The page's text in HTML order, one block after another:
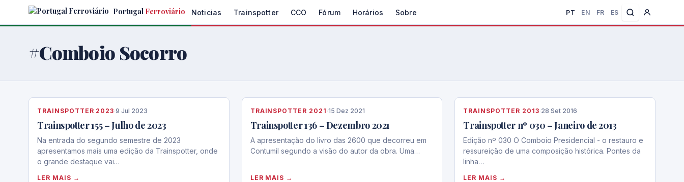
Portugal Ferroviário Noticias Trainspotter CCO Fórum Horários Sobre PT EN FR ES
#Comboio Socorro
TRAINSPOTTER 2023·9 Jul 2023
Trainspotter 155 – Julho de 2023
Na entrada do segundo semestre de 2023
apresentamos mais uma edição da Trainspotter, onde
o grande destaque vai…
LER MAIS →
TRAINSPOTTER 2021 ·15 Dez 2021
Trainspotter 136 – Dezembro 2021
A apresentação do livro das 2600 que decorreu em
Contumil segundo a visão do autor da obra. Uma…
LER MAIS →
TRAINSPOTTER 2013·28 Set 2016
Trainspotter nº 030 – Janeiro de 2013
Edição nº 030 O Comboio Presidencial - o restauro e
ressureição de uma composição histórica. Pontes da
linha…
LER MAIS →